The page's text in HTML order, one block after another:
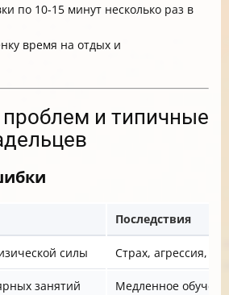
по 10-15 минут несколько раз в
время на отдых и
и типичные
Последствия
силы Страх, агрессия,
занятий Медленное